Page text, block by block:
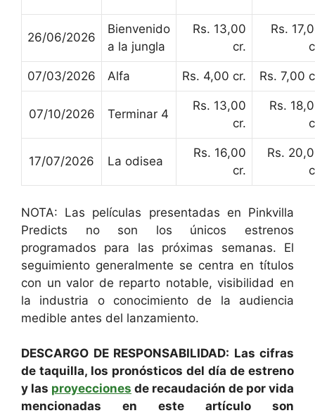
26/06/2026
Bienvenido
a la jungla
Rs. 13,00
cr.
Rs.
07/03/2026 Alfa Rs. 4,00 cr. Rs. 7,00
07/10/2026 Terminar 4
Rs. 13,00
cr.
Rs.
17/07/2026 La odisea
Rs. 16,00
cr.
Rs.
NOTA: Las películas presentadas en Pinkvilla
Predicts no son los únicos estrenos
programados para las próximas semanas. El
seguimiento generalmente se centra en títulos
con un valor de reparto notable, visibilidad en
la industria o conocimiento de la audiencia
medible antes del lanzamiento.
DESCARGO DE RESPONSABILIDAD: Las cifras
de taquilla, los pronósticos del día de estreno
y las proyecciones de recaudación de por vida
mencionadas en este artículo son